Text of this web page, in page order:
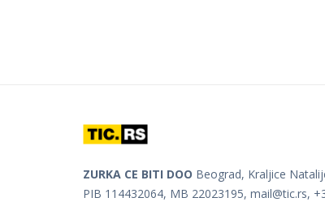
ZURKA CE BITI DOO Beograd, Kraljice
PIB 114432064, MB 22023195, mail@tic.rs,